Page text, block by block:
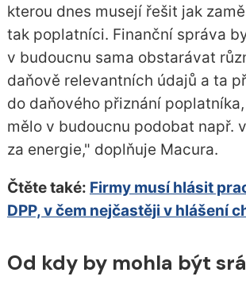
kterou dnes musejí řešit jak
tak poplatníci. Finanční správa
v budoucnu sama obstarávat
daňově relevantních údajů a ta
do daňového přiznání
mělo v budoucnu podobat např.
za energie," doplňuje Macura.
Čtěte také: Firmy musí hlásit
DPP, v čem nejčastěji v hlášení
Od kdy by mohla být